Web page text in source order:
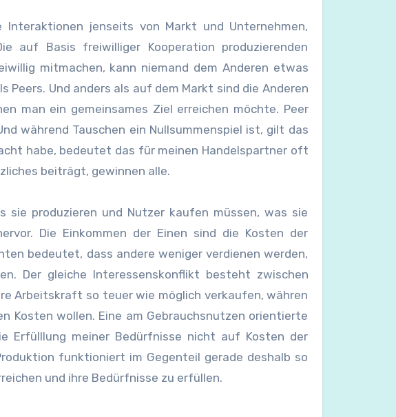
Interaktionen jenseits von Markt und Unternehmen,
auf Basis freiwilliger Kooperation produzierenden
mitmachen, kann niemand dem Anderen etwas
Peers. Und anders als auf dem Markt sind die Anderen
man ein gemeinsames Ziel erreichen möchte. Peer
während Tauschen ein Nullsummenspiel ist, gilt das
habe, bedeutet das für meinen Handelspartner oft
beiträgt, gewinnen alle.
sie produzieren und Nutzer kaufen müssen, was sie
Die Einkommen der Einen sind die Kosten der
bedeutet, dass andere weniger verdienen werden,
Der gleiche Interessenskonflikt besteht zwischen
Arbeitskraft so teuer wie möglich verkaufen, währen
Kosten wollen. Eine am Gebrauchsnutzen orientierte
Erfülllung meiner Bedürfnisse nicht auf Kosten der
funktioniert im Gegenteil gerade deshalb so
und ihre Bedürfnisse zu erfüllen.